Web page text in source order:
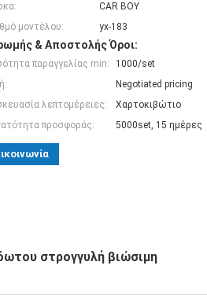
CAR BOY
μοντέλου:
yx-183
& Αποστολής Όροι:
παραγγελίας min:
1000/set
Negotiated pricing
λεπτομέρειες:
Χαρτοκιβώτιο
προσφοράς:
5000set, 15 ημέρες
στρογγυλή βιώσιμη